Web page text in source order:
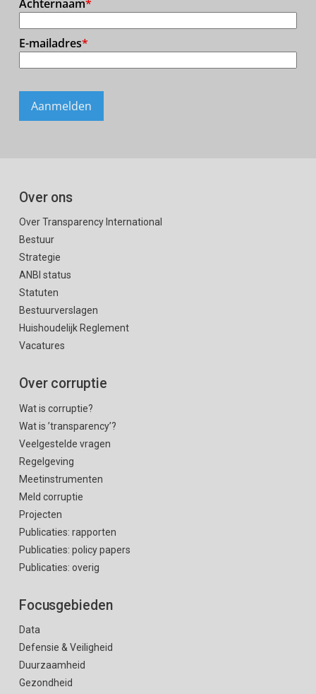
Over ons
Over Transparency International
Bestuur
Strategie
ANBI status
Statuten
Bestuurverslagen
Huishoudelijk Reglement
Vacatures
Over corruptie
Wat is corruptie?
Wat is ’transparency’?
Veelgestelde vragen
Regelgeving
Meetinstrumenten
Meld corruptie
Projecten
Publicaties: rapporten
Publicaties: policy papers
Publicaties: overig
Focusgebieden
Data
Defensie & Veiligheid
Duurzaamheid
Gezondheid